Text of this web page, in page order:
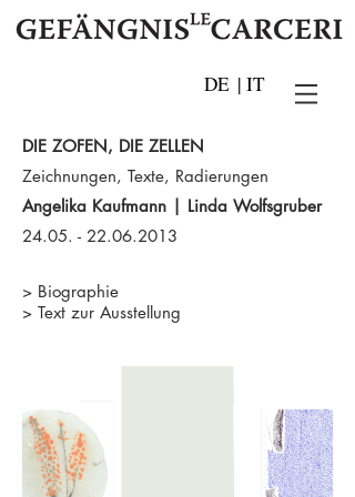
DE | IT
DIE ZOFEN, DIE ZELLEN
Zeichnungen, Texte, Radierungen
Angelika Kaufmann | Linda Wolfsgruber
24.05. - 22.06.2013
> Biographie
> Text zur Ausstellung